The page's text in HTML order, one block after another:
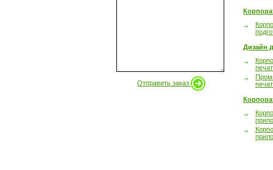
Отправить заказ
Дизайн